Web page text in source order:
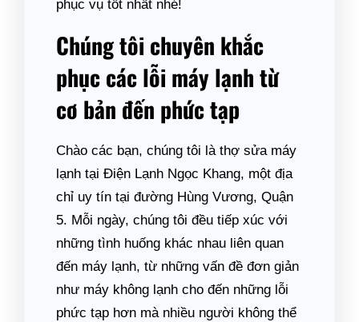
phục vụ tốt nhất nhé!
Chúng tôi chuyên khắc
phục các lỗi máy lạnh từ
cơ bản đến phức tạp
Chào các bạn, chúng tôi là thợ sửa máy
lạnh tại Điện Lạnh Ngọc Khang, một địa
chỉ uy tín tại đường Hùng Vương, Quận
5. Mỗi ngày, chúng tôi đều tiếp xúc với
những tình huống khác nhau liên quan
đến máy lạnh, từ những vấn đề đơn giản
như máy không lạnh cho đến những lỗi
phức tạp hơn mà nhiều người không thể